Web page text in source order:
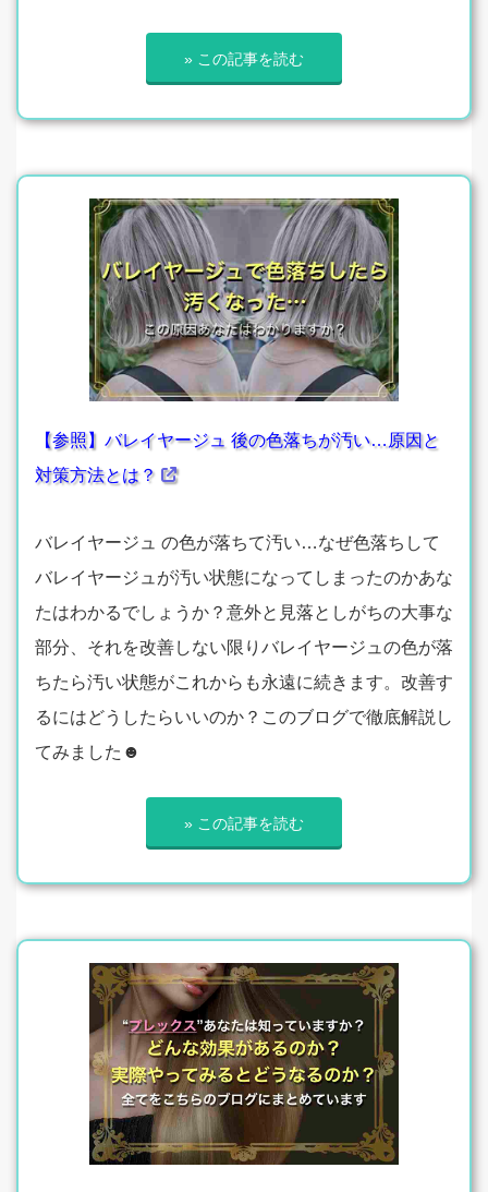
» この記事を読む
【参照】バレイヤージュ 後の色落ちが汚い…原因と
対策方法とは？
バレイヤージュ の色が落ちて汚い…なぜ色落ちして
バレイヤージュが汚い状態になってしまったのかあな
たはわかるでしょうか？意外と見落としがちの大事な
部分、それを改善しない限りバレイヤージュの色が落
ちたら汚い状態がこれからも永遠に続きます。改善す
るにはどうしたらいいのか？このブログで徹底解説し
てみました☻
» この記事を読む